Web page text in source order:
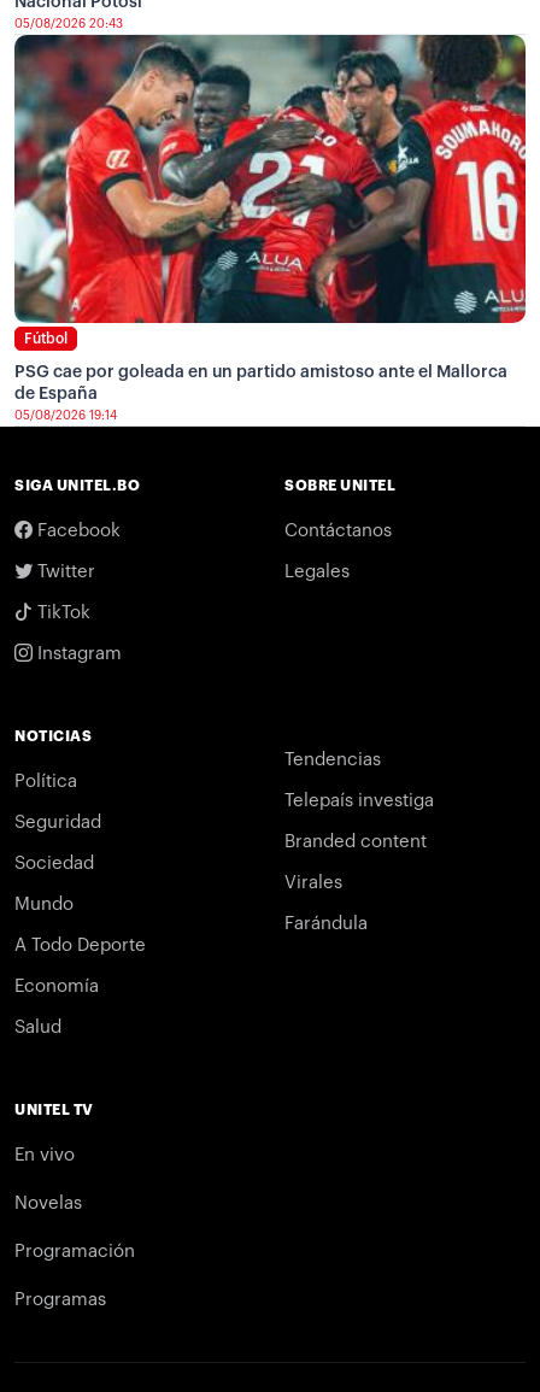
05/08/2026 20:43
Fútbol
PSG cae por goleada en un partido amistoso ante el Mallorca
de España
05/08/2026 19:14
SIGA UNITEL.BO
Facebook
Twitter
TikTok
Instagram
SOBRE UNITEL
Contáctanos
Legales
NOTICIAS
Política
Seguridad
Sociedad
Mundo
A Todo Deporte
Economía
Salud
Tendencias
Telepaís investiga
Branded content
Virales
Farándula
UNITEL TV
En vivo
Novelas
Programación
Programas